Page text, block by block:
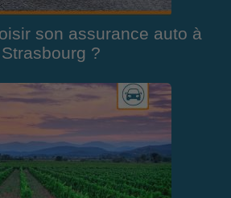
son assurance auto à
Strasbourg ?